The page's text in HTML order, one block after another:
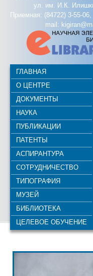
ул. им. И.К.
Приемная: (84722) 3-55-
mail:
ГЛАВНАЯ
О ЦЕНТРЕ
ДОКУМЕНТЫ
НАУКА
ПУБЛИКАЦИИ
ПАТЕНТЫ
АСПИРАНТУРА
СОТРУДНИЧЕСТВО
ТИПОГРАФИЯ
МУЗЕЙ
БИБЛИОТЕКА
ЦЕЛЕВОЕ ОБУЧЕНИЕ